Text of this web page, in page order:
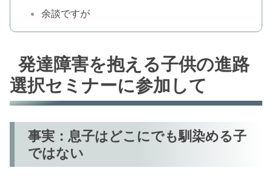
余談ですが
発達障害を抱える子供の進路
選択セミナーに参加して
事実：息子はどこにでも馴染める子
ではない